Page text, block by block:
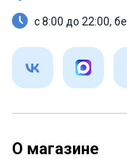
О магазине
с 8:00 до 22:00,